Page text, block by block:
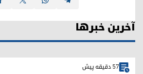
آخرین خبرها
57 دقیقه پیش